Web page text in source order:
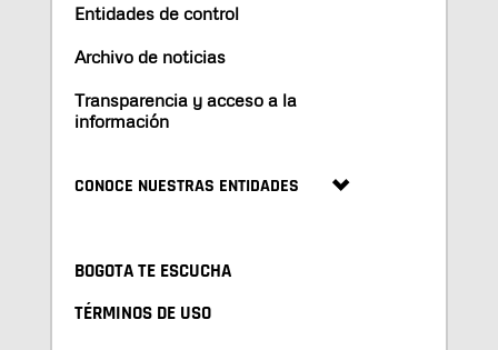
Entidades de control
Archivo de noticias
Transparencia y acceso a la
información
CONOCE NUESTRAS ENTIDADES
BOGOTA TE ESCUCHA
TÉRMINOS DE USO